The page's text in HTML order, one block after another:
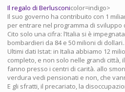
Il regalo di Berlusconicolor=indigo>
Il suo governo ha contribuito con 1
per entrare nel programma di sviluppo
Cito solo una cifra: l’Italia si è
bombardieri da 84 e 50 milioni di
Ultimi dati Istat: in Italia abbiamo 12
completo, e non solo nelle grandi città,
fanno presso i centri di carità. allo
verdura vedi pensionati e non, che
E gli sfratti, il precariato, la